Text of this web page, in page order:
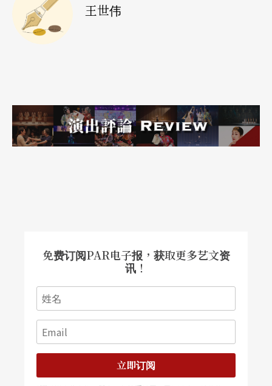
王世伟
免费订阅PAR电子报，获取更多艺文资
讯！
立即订阅